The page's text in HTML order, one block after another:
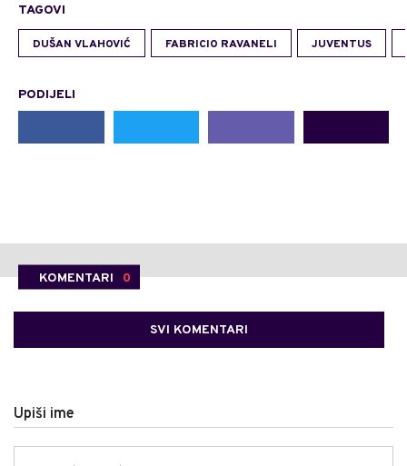
TAGOVI
DUŠAN VLAHOVIĆ FABRICIO RAVANELI JUVENTUS
PODIJELI
KOMENTARI 0
SVI KOMENTARI
Upiši ime